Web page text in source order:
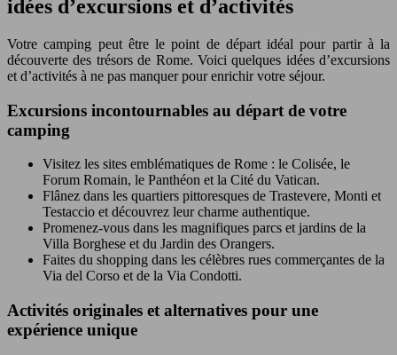
idées d’excursions et d’activités
Votre camping peut être le point de départ idéal pour partir à la
découverte des trésors de Rome. Voici quelques idées d’excursions
et d’activités à ne pas manquer pour enrichir votre séjour.
Excursions incontournables au départ de votre
camping
Visitez les sites emblématiques de Rome : le Colisée, le
Forum Romain, le Panthéon et la Cité du Vatican.
Flânez dans les quartiers pittoresques de Trastevere, Monti et
Testaccio et découvrez leur charme authentique.
Promenez-vous dans les magnifiques parcs et jardins de la
Villa Borghese et du Jardin des Orangers.
Faites du shopping dans les célèbres rues commerçantes de la
Via del Corso et de la Via Condotti.
Activités originales et alternatives pour une
expérience unique